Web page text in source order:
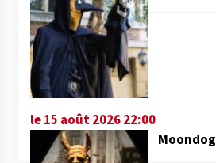
le 15 août 2026 22:00
Moondog